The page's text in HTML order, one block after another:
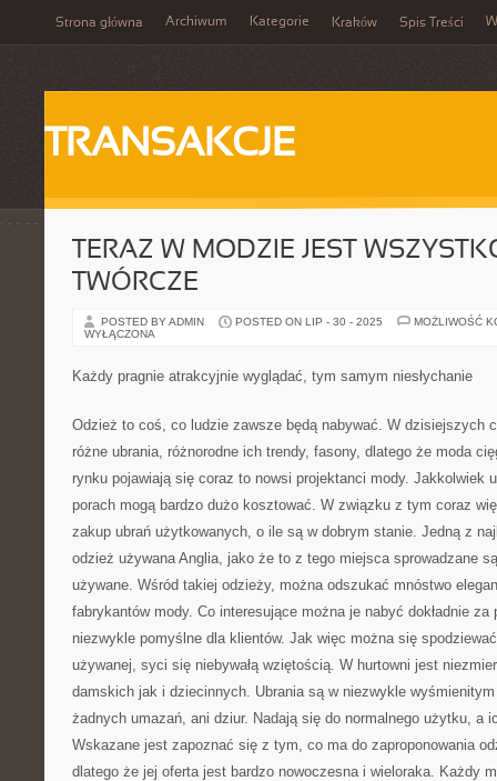
Strona główna Archiwum Kategorie Kraków Spis Treści
TRANSAKCJE
TERAZ W MODZIE JEST
TWÓRCZE
POSTED BY ADMIN POSTED ON LIP - 30 - 2025
MOŻLIWOŚĆ
WYŁĄCZONA
Każdy pragnie atrakcyjnie wyglądać, tym samym niesłychanie
Odzież to coś, co ludzie zawsze będą nabywać. W dzisiejszych
różne ubrania, różnorodne ich trendy, fasony, dlatego że moda
rynku pojawiają się coraz to nowsi projektanci mody. Jakkolwiek
porach mogą bardzo dużo kosztować. W związku z tym coraz
zakup ubrań użytkowanych, o ile są w dobrym stanie. Jedną z
odzież używana Anglia, jako że to z tego miejsca sprowadzane
używane. Wśród takiej odzieży, można odszukać mnóstwo
fabrykantów mody. Co interesujące można je nabyć dokładnie za
niezwykle pomyślne dla klientów. Jak więc można się
używanej, syci się niebywałą wziętością. W hurtowni jest
damskich jak i dziecinnych. Ubrania są w niezwykle
żadnych umazań, ani dziur. Nadają się do normalnego użytku, a
Wskazane jest zapoznać się z tym, co ma do zaproponowania
dlatego że jej oferta jest bardzo nowoczesna i wieloraka. Każdy